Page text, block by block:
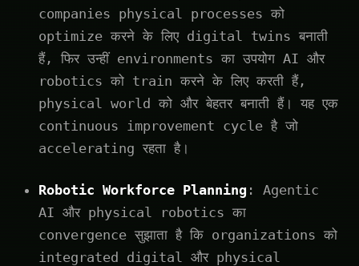
companies physical processes को
optimize करने के लिए digital twins बनाती
हैं, फिर उन्हीं environments का उपयोग AI और
robotics को train करने के लिए करती हैं,
physical world को और बेहतर बनाती हैं। यह एक
continuous improvement cycle है जो
accelerating रहता है।
Robotic Workforce Planning : Agentic
AI और physical robotics का
convergence सुझाता है कि organizations को
integrated digital और physical